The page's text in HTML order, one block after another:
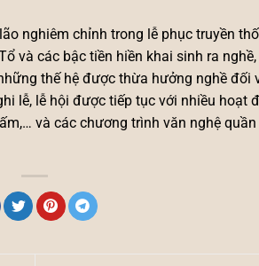
nghiêm chỉnh trong lễ phục truyền
và các bậc tiền hiền khai sinh ra
thế hệ được thừa hưởng nghề đối
lễ, lễ hội được tiếp tục với nhiều hoạt
và các chương trình văn nghệ